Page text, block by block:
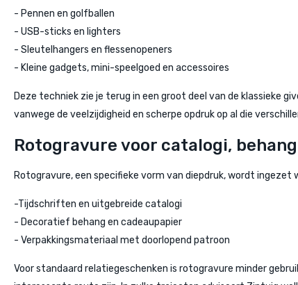
- Pennen en golfballen
- USB-sticks en lighters
- Sleutelhangers en flessenopeners
- Kleine gadgets, mini-speelgoed en accessoires
Deze techniek zie je terug in een groot deel van de klassieke
vanwege de veelzijdigheid en scherpe opdruk op al die
Rotogravure voor catalogi,
Rotogravure, een specifieke vorm van diepdruk, wordt
-Tijdschriften en uitgebreide catalogi
- Decoratief behang en cadeaupapier
- Verpakkingsmateriaal met doorlopend patroon
Voor standaard relatiegeschenken is rotogravure minder